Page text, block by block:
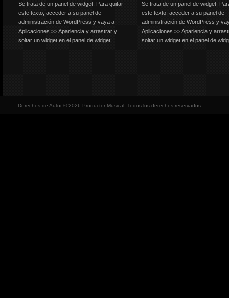
Se trata de un panel de widget. Para quitar
este texto, acceder a su panel de
administración de WordPress y vaya a
Aplicaciones >> Apariencia y arrastrar y
soltar un widget en el panel de widget.
Se trata de un panel de widget.
este texto, acceder a su panel de
administración de WordPress y
Aplicaciones >> Apariencia y
soltar un widget en el panel de
Derechos de Autor © 2026 Productor Musical, Todos los derechos reservados.